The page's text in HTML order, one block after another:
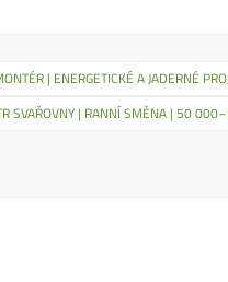
| ENERGETICKÉ A JADERNÉ
SVAŘOVNY | RANNÍ SMĚNA | 50